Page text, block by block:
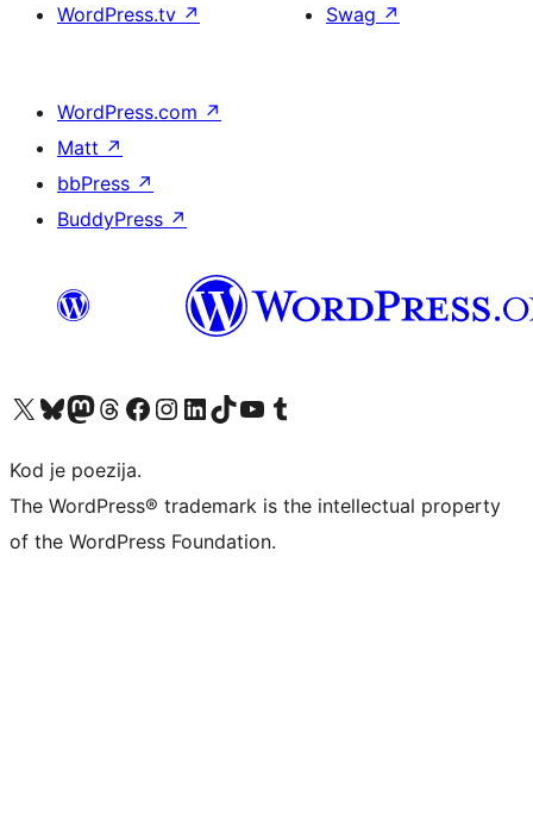
WordPress.tv ↗
Swag ↗
WordPress.com ↗
Matt ↗
bbPress ↗
BuddyPress ↗
Visit our X (formerly Twitter) account
Visit our Bluesky account
Visit our Mastodon account
Visit our Threads account
Visit our Facebook page
Visit our Instagram account
Visit our LinkedIn account
Visit our TikTok account
Visit our YouTube channel
Visit our Tumblr account
Kod je poezija.
The WordPress® trademark is the intellectual property
of the WordPress Foundation.